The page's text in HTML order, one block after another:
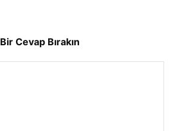
Bir Cevap Bırakın